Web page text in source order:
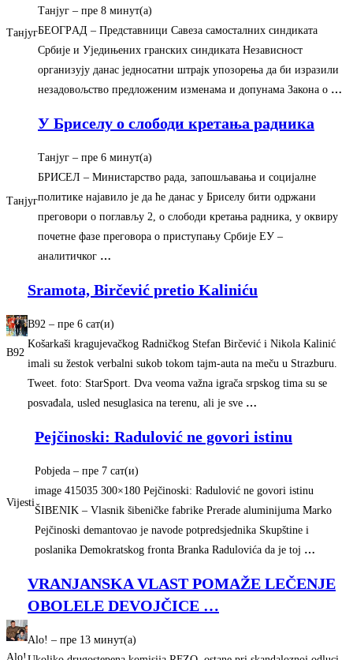
Танјуг
Танјуг – ‎пре 8 минут(а)‎
БEOГРAД – Представници Савеза самосталних синдиката
Србиjе и Уjедињених гранских синдиката Независност
организуjу данас jедносатни штраjк упозорења да би изразили
незадовољство предложеним изменама и допунама Закона о …
Танјуг
У Бриселу о слободи кретања радника
Танјуг – ‎пре 6 минут(а)‎
БРИСEЛ – Mинистарство рада, запошљавања и социjалне
политике наjавило jе да ће данас у Бриселу бити одржани
преговори о поглављу 2, о слободи кретања радника, у оквиру
почетне фазе преговора о приступању Србиjе EУ –
аналитичког …
B92
Sramota, Birčević pretio Kaliniću
B92 – ‎пре 6 сат(и)‎
Košarkaši kragujevačkog Radničkog Stefan Birčević i Nikola Kalinić
imali su žestok verbalni sukob tokom tajm-auta na meču u Strazburu.
Tweet. foto: StarSport. Dva veoma važna igrača srpskog tima su se
posvađala, usled nesuglasica na terenu, ali je sve …
Vijesti
Pejčinoski: Radulović ne govori istinu
Pobjeda – ‎пре 7 сат(и)‎
image 415035 300×180 Pejčinoski: Radulović ne govori istinu
ŠIBENIK – Vlasnik šibeničke fabrike Prerade aluminijuma Marko
Pejčinoski demantovao je navode potpredsjednika Skupštine i
poslanika Demokratskog fronta Branka Radulovića da je toj …
Alo!
VRANJANSKA VLAST POMAŽE LEČENJE
OBOLELE DEVOJČICE …
Alo! – ‎пре 13 минут(а)‎